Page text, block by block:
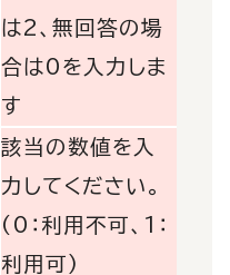
は2、無回答の場
合は0を入力しま
す
該当の数値を入
力してください。
(0：利用不可、1：
利用可)